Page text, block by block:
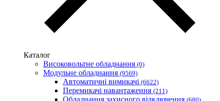
Запорізький завод кольорових металів (ЗЗКМ)
Каблекс Одеса
Мегомметр (Україна)
Промфактор
Термофіт
Укренерго-Альянс (Україна)
Каталог
Високовольтне обладнання (0)
Модульне обладнання (9569)
Автоматичні вимикачі (6622)
Перемикачі навантаження (211)